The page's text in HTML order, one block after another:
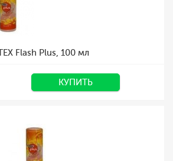
Flash Plus, 100 мл
КУПИТЬ